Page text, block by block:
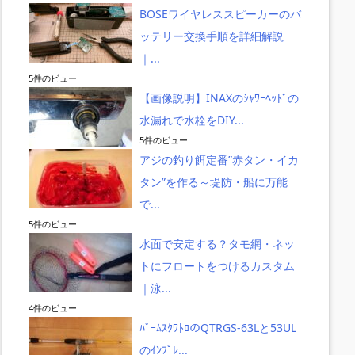
BOSEワイヤレススピーカーのバ
ッテリー交換手順を詳細解説
｜...
5件のビュー
【画像説明】INAXのｼｬﾜｰﾍｯﾄﾞの
水漏れで水栓をDIY...
5件のビュー
アジの釣り餌定番”赤タン・イカ
タン”を作る～堤防・船に万能
で...
5件のビュー
水面で安定する？タモ網・ネッ
トにフロートをつけるカスタム
｜泳...
4件のビュー
ﾊﾟｰﾑｽｸﾜﾄﾛのQTRGS-63Lと53UL
のｲﾝﾌﾟﾚ...